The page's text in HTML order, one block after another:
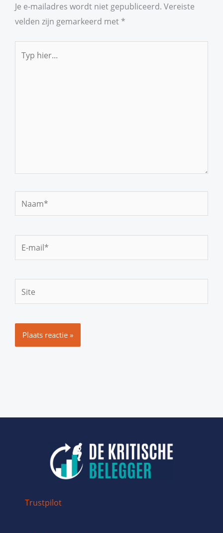
Je e-mailadres wordt niet gepubliceerd. Vereiste
velden zijn gemarkeerd met *
hier...
Naam*
mail*
Trustpilot